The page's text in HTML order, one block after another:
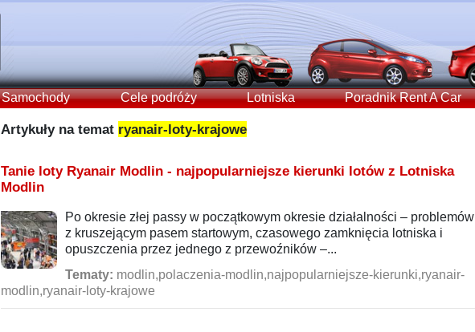
Samochody Cele podróży Lotniska Poradnik Rent A Car
Artykuły na temat ryanair-loty-krajowe
Tanie loty Ryanair Modlin - najpopularniejsze kierunki lotów z Lotniska
Modlin
Po okresie złej passy w początkowym okresie działalności – problemów
z kruszejącym pasem startowym, czasowego zamknięcia lotniska i
opuszczenia przez jednego z przewoźników –...
Tematy: modlin,polaczenia-modlin,najpopularniejsze-kierunki,ryanair-
modlin,ryanair-loty-krajowe